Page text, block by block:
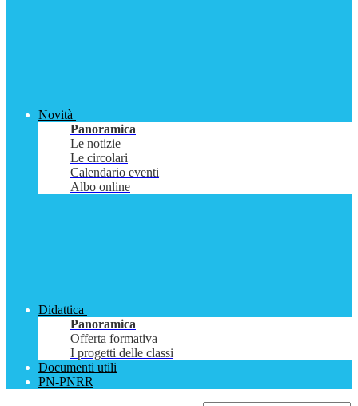
Novità
Panoramica
Le notizie
Le circolari
Calendario eventi
Albo online
Didattica
Panoramica
Offerta formativa
I progetti delle classi
Documenti utili
PN-PNRR